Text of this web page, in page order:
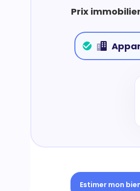
Prix
Estimer mon